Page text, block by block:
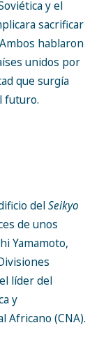
y el
sacrificar
hablaron
unidos por
que surgía
futuro.
delSeikyo
de unos
Yamamoto,
líder del
y
Africano (CNA).